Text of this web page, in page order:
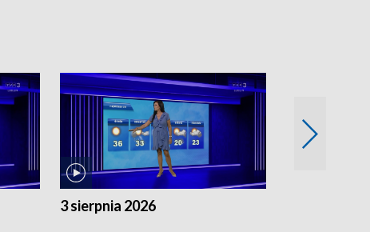
3 sierpnia 2026